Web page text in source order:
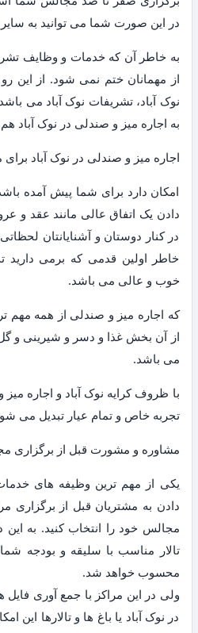
در این صورت شما می توانید به
به خاطر آن که خدمات و وظایف
از مهمانان ختم نمی شود. از این
نوک آباد، تشریفات نوک آباد می
به اجاره میز و صندلی در نوک آباد
اجاره میز و صندلی در نوک آباد
امکان دارد برای شما پیش آمده
دادن یک اتفاق عالی مانند عقد و
در کنار دوستان و آشنایانتان
خاطر اولین قدمی که برمی
خوب و عالی می باشد.
که اجاره میز و صندلی از همه مهم
از آن بخش غذا و دسر و شیرینی و گل
می باشد.
با ظروف کرایه نوک آباد و اجاره
تجربه خاص و تمام عیار تبدیل می
مشاوره و مشورت قبل از برگزاری
یکی از مهم ترین وظیفه های
دادن به مشتریان قبل از برگزاری
مجالس خود را انتخاب کنید. به این
تالار مناسب با سلیقه و بودجه
محسوب خواهد شد.
ولی در این مراکز با جمع آوری
در نوک آباد یا باغ ها و تالارها این